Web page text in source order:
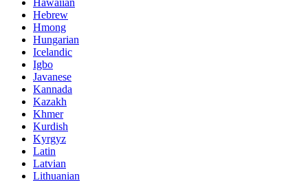
Hawaiian
Hebrew
Hmong
Hungarian
Icelandic
Igbo
Javanese
Kannada
Kazakh
Khmer
Kurdish
Kyrgyz
Latin
Latvian
Lithuanian